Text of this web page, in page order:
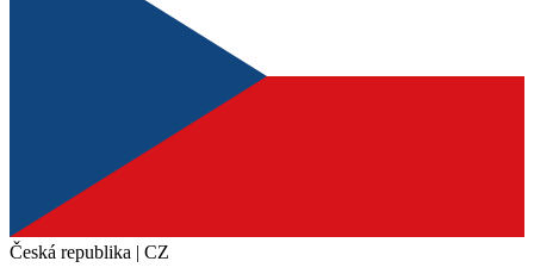
Česká republika | CZ